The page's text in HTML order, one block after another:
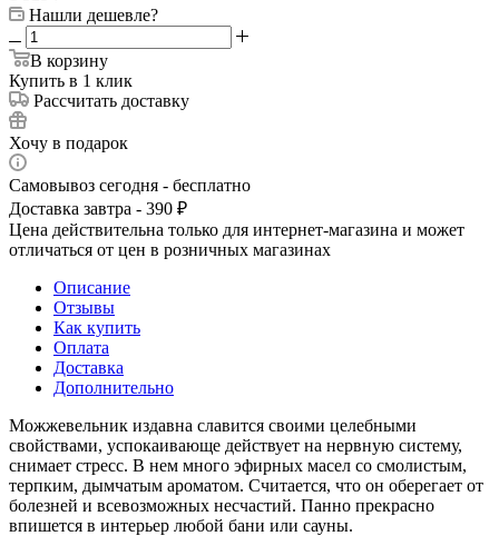
Нашли дешевле?
В корзину
Купить в 1 клик
Рассчитать доставку
Хочу в подарок
Самовывоз сегодня - бесплатно
Доставка завтра - 390 ₽
Цена действительна только для интернет-магазина и может
отличаться от цен в розничных магазинах
Описание
Отзывы
Как купить
Оплата
Доставка
Дополнительно
Можжевельник издавна славится своими целебными
свойствами, успокаивающе действует на нервную систему,
снимает стресс. В нем много эфирных масел со смолистым,
терпким, дымчатым ароматом. Считается, что он оберегает от
болезней и всевозможных несчастий. Панно прекрасно
впишется в интерьер любой бани или сауны.